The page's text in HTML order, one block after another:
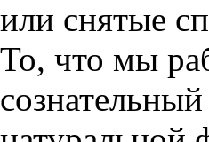
или снятые
То, что мы